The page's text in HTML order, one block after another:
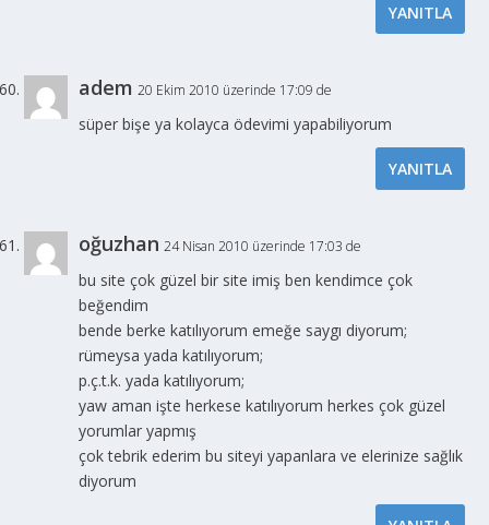
YANITLA
adem 20 Ekim 2010 üzerinde 17:09 de
süper bişe ya kolayca ödevimi yapabiliyorum
YANITLA
oğuzhan 24 Nisan 2010 üzerinde 17:03 de
bu site çok güzel bir site imiş ben kendimce çok
beğendim
bende berke katılıyorum emeğe saygı diyorum;
rümeysa yada katılıyorum;
p.ç.t.k. yada katılıyorum;
yaw aman işte herkese katılıyorum herkes çok güzel
yorumlar yapmış
çok tebrik ederim bu siteyi yapanlara ve elerinize sağlık
diyorum